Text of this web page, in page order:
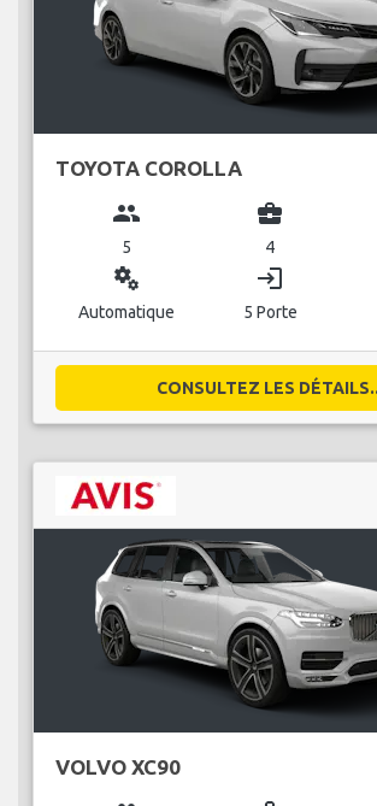
TOYOTA COROLLA
group
5
business_center
4
miscellaneous_services
Automatique
login
5 Porte
CONSULTEZ LES
VOLVO XC90